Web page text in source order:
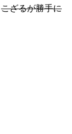
こざるが勝手に